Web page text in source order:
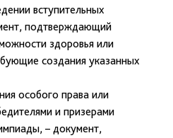
вступительных
подтверждающий
здоровья или
создания указанных
особого права или
и призерами
– документ,